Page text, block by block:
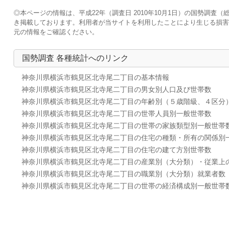
◎本ページの情報は、平成22年（調査日 2010年10月1日）の国勢調査（
き掲載しております。利用者が当サイトを利用したことにより生じる
元の情報をご確認ください。
国勢調査 各種統計へのリンク
神奈川県横浜市鶴見区北寺尾二丁目の基本情報
神奈川県横浜市鶴見区北寺尾二丁目の男女別人口及び世帯数
神奈川県横浜市鶴見区北寺尾二丁目の年齢別（５歳階級、４区分
神奈川県横浜市鶴見区北寺尾二丁目の世帯人員別一般世帯数
神奈川県横浜市鶴見区北寺尾二丁目の世帯の家族類型別一般世帯
神奈川県横浜市鶴見区北寺尾二丁目の住宅の種類・所有の関係別
神奈川県横浜市鶴見区北寺尾二丁目の住宅の建て方別世帯数
神奈川県横浜市鶴見区北寺尾二丁目の産業別（大分類）・従業上
神奈川県横浜市鶴見区北寺尾二丁目の職業別（大分類）就業者数
神奈川県横浜市鶴見区北寺尾二丁目の世帯の経済構成別一般世帯